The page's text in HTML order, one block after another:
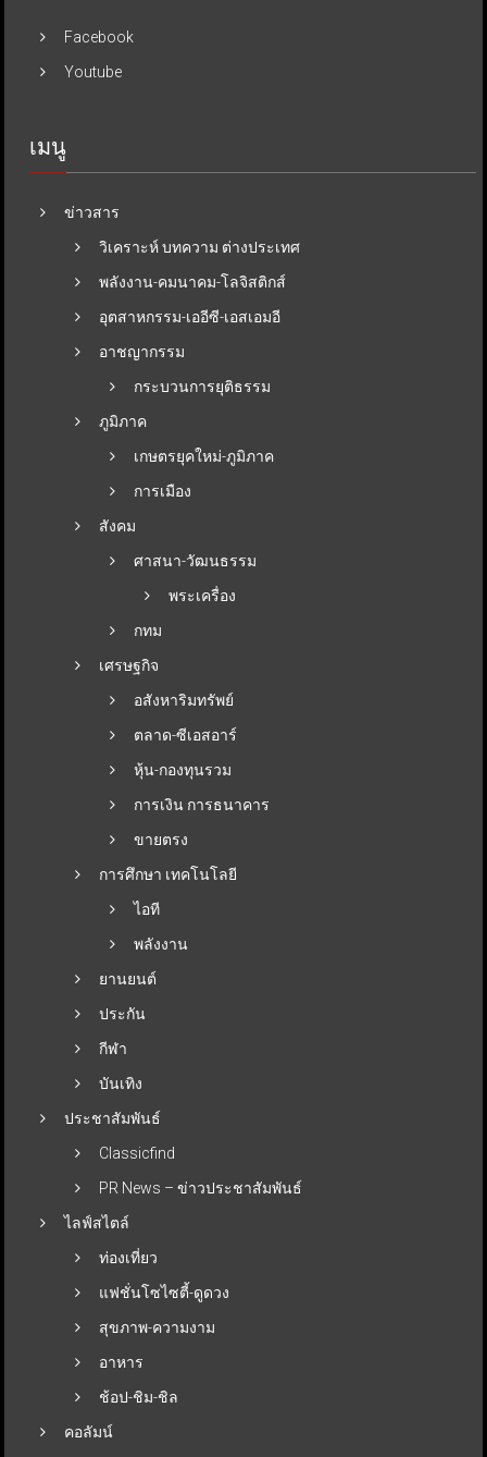
Facebook
Youtube
เมนู
ข่าวสาร
วิเคราะห์ บทความ ต่างประเทศ
พลังงาน-คมนาคม-โลจิสติกส์
อุตสาหกรรม-เออีซี-เอสเอมอี
อาชญากรรม
กระบวนการยุติธรรม
ภูมิภาค
เกษตรยุคใหม่-ภูมิภาค
การเมือง
สังคม
ศาสนา-วัฒนธรรม
พระเครื่อง
กทม
เศรษฐกิจ
อสังหาริมทรัพย์
ตลาด-ซีเอสอาร์
หุ้น-กองทุนรวม
การเงิน การธนาคาร
ขายตรง
การศึกษา เทคโนโลยี
ไอที
พลังงาน
ยานยนต์
ประกัน
กีฬา
บันเทิง
ประชาสัมพันธ์
Classicfind
PR News – ข่าวประชาสัมพันธ์
ไลฟ์สไตล์
ท่องเที่ยว
แฟชั่นโซไซตี้-ดูดวง
สุขภาพ-ความงาม
อาหาร
ช้อป-ชิม-ชิล
คอลัมน์